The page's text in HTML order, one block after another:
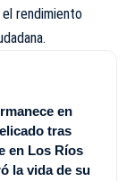
rendimiento
en
tras
en Los Ríos
la vida de su